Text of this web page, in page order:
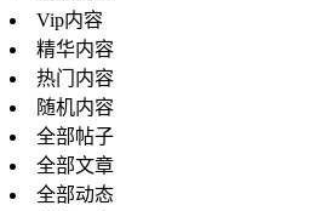
Vip内容
精华内容
热门内容
随机内容
全部帖子
全部文章
全部动态